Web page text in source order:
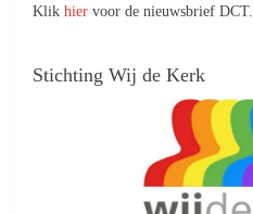
Klik hier voor de nieuwsbrief DCT.
Stichting Wij de Kerk